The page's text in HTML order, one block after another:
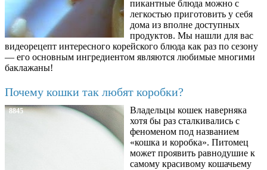
пикантные блюда можно с
легкостью приготовить у себя
дома из вполне доступных
продуктов. Мы нашли для вас
видеорецепт интересного корейского блюда как раз по сезону
— его основным ингредиентом являются любимые многими
баклажаны!
Почему кошки так любят коробки?
8845
Владельцы кошек наверняка
хотя бы раз сталкивались с
феноменом под названием
«кошка и коробка». Питомец
может проявить равнодушие к
самому красивому кошачьему